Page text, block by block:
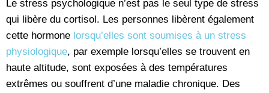
Le stress psychologique n’est pas le seul type de stress
qui libère du cortisol. Les personnes libèrent également
cette hormone lorsqu’elles sont soumises à un stress
physiologique, par exemple lorsqu’elles se trouvent en
haute altitude, sont exposées à des températures
extrêmes ou souffrent d’une maladie chronique. Des